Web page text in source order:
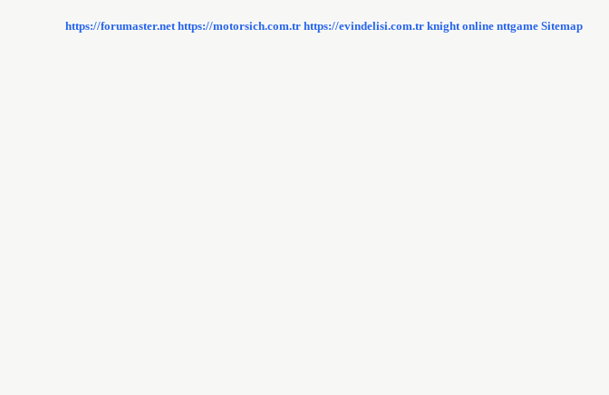
https://forumaster.net https://motorsich.com.tr https://evindelisi.com.tr knight online nttgame Sitemap